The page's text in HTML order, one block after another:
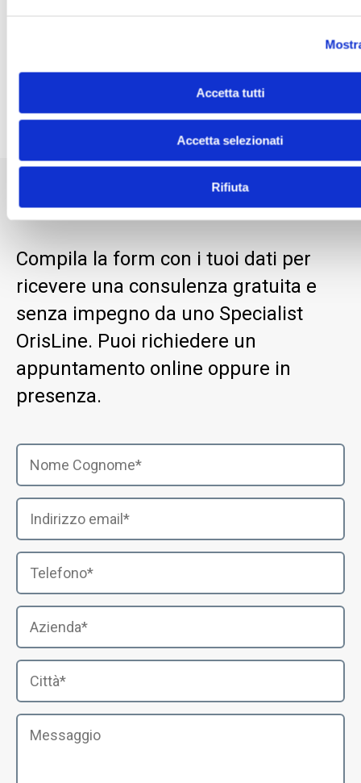
Accetta tutti
Accetta selezionati
Rifiuta
OrisLine
software gestionale
odontoiatrico
studio dentistico
Richiedi informazioni
Compila la form con i tuoi dati per
ricevere una consulenza gratuita e
senza impegno da uno Specialist
OrisLine. Puoi richiedere un
appuntamento online oppure in
presenza.